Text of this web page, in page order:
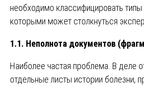
необходимо классифицировать
которыми может столкнуться
1.1. Неполнота документов
Наиболее частая проблема. В деле
отдельные листы истории болезни,